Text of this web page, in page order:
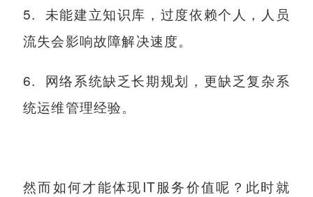
5. 未能建立知识库，过度依赖个人，人员
流失会影响故障解决速度。
6. 网络系统缺乏长期规划，更缺乏复杂系
统运维管理经验。
然而如何才能体现IT服务价值呢？此时就